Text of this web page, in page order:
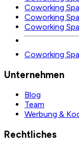
Coworking
Coworking
Coworking
Coworking
Unternehmen
Blog
Team
Werbung &
Rechtliches